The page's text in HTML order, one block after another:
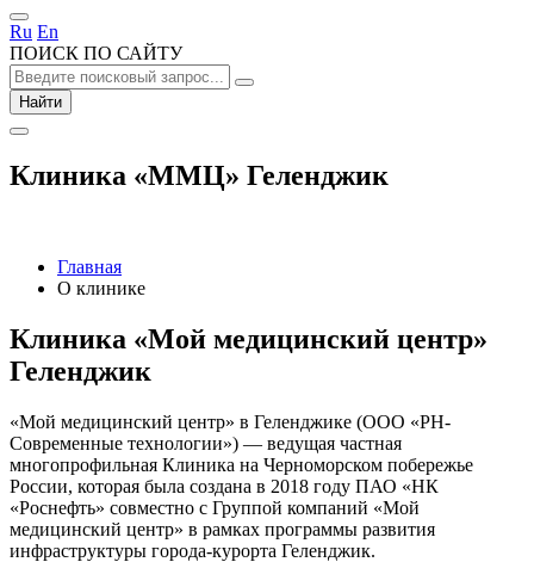
Ru En
ПОИСК ПО САЙТУ
Найти
Клиника «ММЦ» Геленджик
Главная
О клинике
Клиника «Мой медицинский центр»
Геленджик
«Мой медицинский центр» в Геленджике (ООО «РН-
Современные технологии») — ведущая частная
многопрофильная Клиника на Черноморском побережье
России, которая была создана в 2018 году ПАО «НК
«Роснефть» совместно с Группой компаний «Мой
медицинский центр» в рамках программы развития
инфраструктуры города-курорта Геленджик.